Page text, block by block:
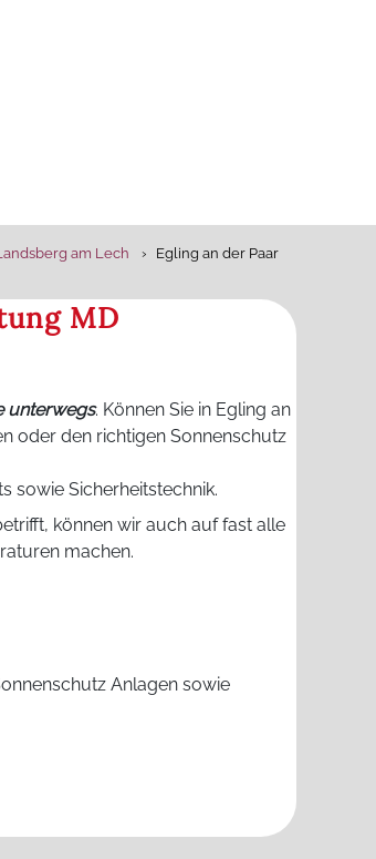
am Lech Egling an der Paar
MD
unterwegs. Können Sie in Egling an
oder den richtigen Sonnenschutz
sowie Sicherheitstechnik.
können wir auch auf fast alle
machen.
Anlagen sowie